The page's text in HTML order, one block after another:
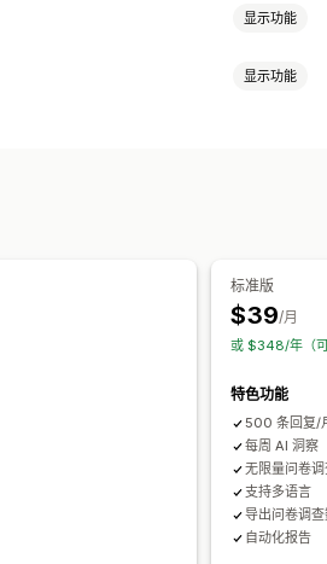
显示功能
显示功能
标准版
$39/月
或 $348/年（
特色功能
500 条回复/
每周 AI 洞察
无限量问卷
支持多语言
导出问卷调
自动化报告